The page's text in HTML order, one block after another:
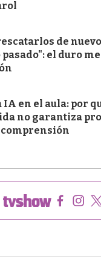
de
el duro
IA en el aula: por
no garantiza